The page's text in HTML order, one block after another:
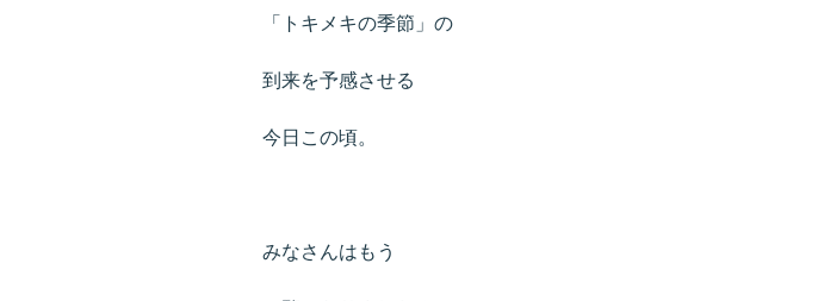
「トキメキの季節」の
到来を予感させる
今日この頃。
みなさんはもう